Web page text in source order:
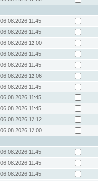
06.08.2026 11:45
06.08.2026 11:45
06.08.2026 12:00
06.08.2026 11:45
06.08.2026 11:45
06.08.2026 12:06
06.08.2026 11:45
06.08.2026 11:45
06.08.2026 11:45
06.08.2026 12:12
06.08.2026 12:00
06.08.2026 11:45
06.08.2026 11:45
06.08.2026 11:45